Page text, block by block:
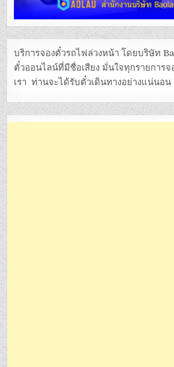
บริการจองตั๋วรถไฟล่วงหน้า โดยบริษัท
ตั๋วออนไลน์ที่มีชื่อเสียง มั่นใจทุกรายการ
เรา ท่านจะได้รับตั๋วเดินทางอย่างแน่นอน